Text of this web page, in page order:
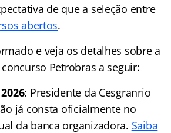
de que a seleção entre
abertos.
e veja os detalhes sobre a
Petrobras a seguir:
: Presidente da Cesgranrio
já consta oficialmente no
da banca organizadora. Saiba